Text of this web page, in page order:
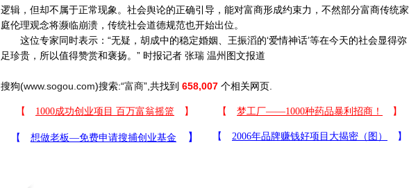
逻辑，但却不属于正常现象。社会舆论的正确引导，能对富商形成约束力，不然部分富商传统家
庭伦理观念将濒临崩溃，传统社会道德规范也开始出位。
这位专家同时表示：“无疑，胡成中的稳定婚姻、王振滔的‘爱情神话’等在今天的社会显得弥
足珍贵，所以值得赞赏和褒扬。” 时报记者 张瑞 温州图文报道
搜狗(www.sogou.com)搜索:“富商”,共找到 658,007 个相关网页.